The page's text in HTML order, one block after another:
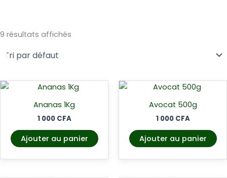
9 résultats affichés
Ananas 1Kg
1 000 CFA
Ajouter au panier
Avocat 500g
1 000 CFA
Ajouter au panier